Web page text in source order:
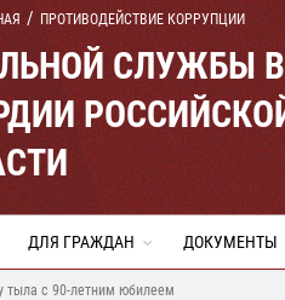
ПРОТИВОДЕЙСТВИЕ КОРРУПЦИИ
СЛУЖБЫ
ДЛЯ ГРАЖДАН ДОКУМЕНТЫ
тыла с 90-летним юбилеем